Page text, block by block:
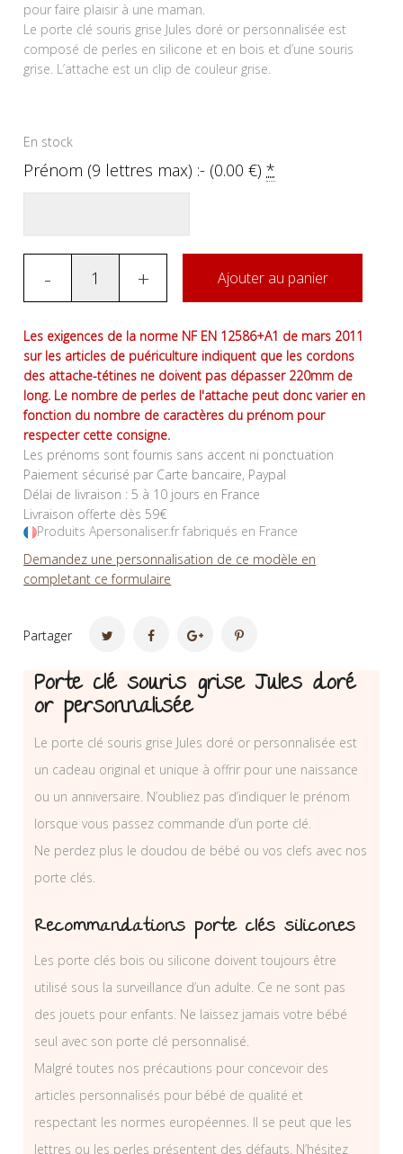
pour faire plaisir à une maman.
Le porte clé souris grise Jules doré or personnalisée est
composé de perles en silicone et en bois et d’une souris
grise. L’attache est un clip de couleur grise.
En stock
Prénom (9 lettres max) :- (0.00€)*
- + Ajouter au panier
Les exigences de la norme NF EN 12586+A1 de mars 2011
sur les articles de puériculture indiquent que les cordons
des attache-tétines ne doivent pas dépasser 220mm de
long. Le nombre de perles de l'attache peut donc varier en
fonction du nombre de caractères du prénom pour
respecter cette consigne.
Les prénoms sont fournis sans accent ni ponctuation
Paiement sécurisé par Carte bancaire, Paypal
Délai de livraison : 5 à 10 jours en France
Livraison offerte dès 59€
Produits Apersonaliser.fr fabriqués en France
Demandez une personnalisation de ce modèle en
completant ce formulaire
Partager
Porte clé souris grise Jules doré
or personnalisée
Le porte clé souris grise Jules doré or personnalisée est
un cadeau original et unique à offrir pour une naissance
ou un anniversaire. N’oubliez pas d’indiquer le prénom
lorsque vous passez commande d’un porte clé.
Ne perdez plus le doudou de bébé ou vos clefs avec nos
porte clés.
Recommandations porte clés silicones
Les porte clés bois ou silicone doivent toujours être
utilisé sous la surveillance d’un adulte. Ce ne sont pas
des jouets pour enfants. Ne laissez jamais votre bébé
seul avec son porte clé personnalisé.
Malgré toutes nos précautions pour concevoir des
articles personnalisés pour bébé de qualité et
respectant les normes européennes. Il se peut que les
lettres ou les perles présentent des défauts. N’hésitez